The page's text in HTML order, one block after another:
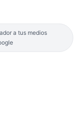
a tus medios